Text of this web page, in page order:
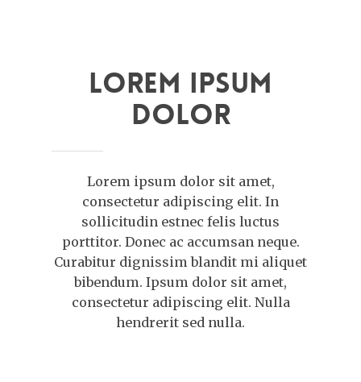
Lorem ipsum
dolor
Lorem ipsum dolor sit amet,
consectetur adipiscing elit. In
sollicitudin estnec felis luctus
porttitor. Donec ac accumsan neque.
Curabitur dignissim blandit mi aliquet
bibendum. Ipsum dolor sit amet,
consectetur adipiscing elit. Nulla
hendrerit sed nulla.